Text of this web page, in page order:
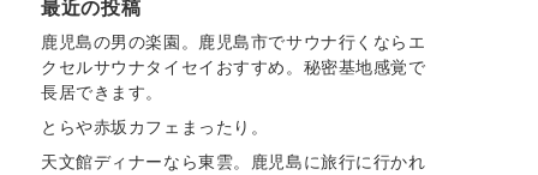
最近の投稿
鹿児島の男の楽園。鹿児島市でサウナ行くならエ
クセルサウナタイセイおすすめ。秘密基地感覚で
長居できます。
とらや赤坂カフェまったり。
天文館ディナーなら東雲。鹿児島に旅行に行かれ